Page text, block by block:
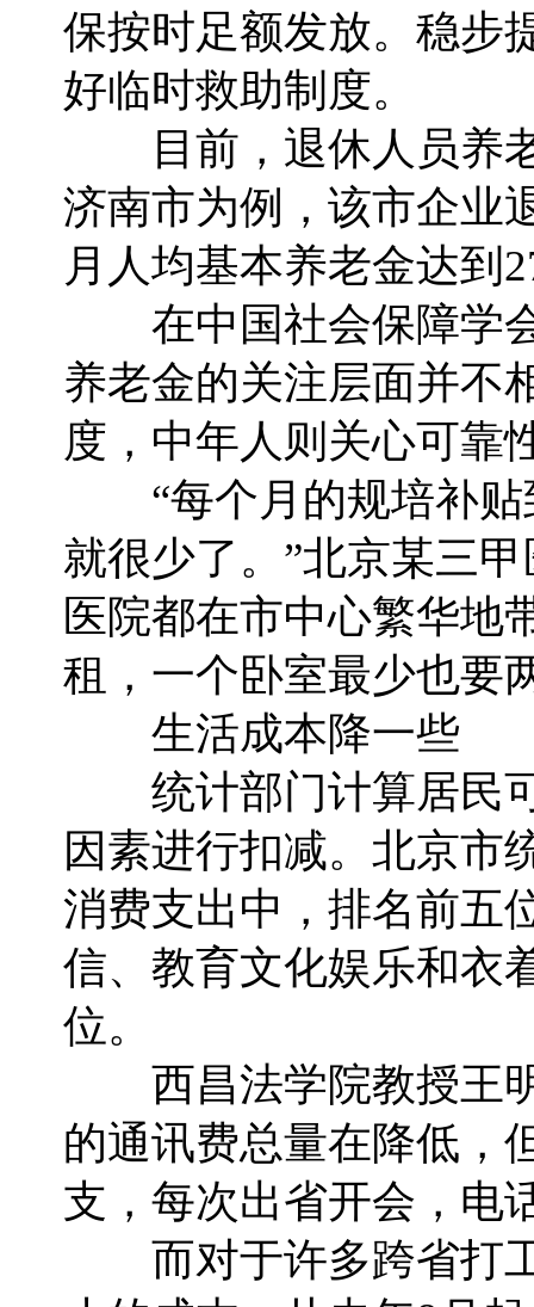
保按时足额发放。稳步
好临时救助制度。
目前，退休人员养老
济南市为例，该市企业
月人均基本养老金达到
在中国社会保障学会
养老金的关注层面并不
度，中年人则关心可靠
“每个月的规培补贴
就很少了。”北京某三
医院都在市中心繁华地
租，一个卧室最少也要
生活成本降一些
统计部门计算居民可
因素进行扣减。北京市
消费支出中，排名前五
信、教育文化娱乐和衣
位。
西昌法学院教授王明
的通讯费总量在降低，
支，每次出省开会，电
而对于许多跨省打工